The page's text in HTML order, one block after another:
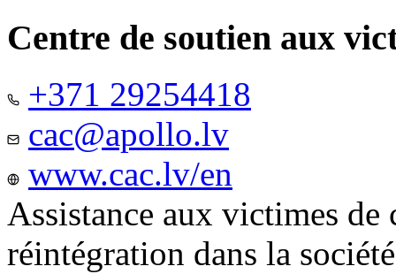
Centre de soutien aux
+371 29254418
cac@apollo.lv
www.cac.lv/en
Assistance aux victimes
réintégration dans la